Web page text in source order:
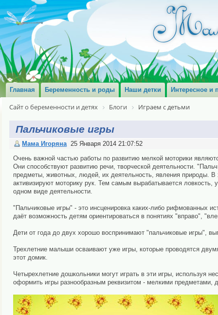
Главная Беременность и роды Наши детки Интересное и
Сайт о беременности и детях Блоги Играем с детьми
Пальчиковые игры
Мама Игоряна 25 Января 2014 21:07:52
Очень важной частью работы по развитию мелкой моторики
Они способствуют развитию речи, творческой деятельности.
предметы, животных, людей, их деятельность, явления природы.
активизируют моторику рук. Тем самым вырабатывается
одном виде деятельности.
"Пальчиковые игры" - это инсценировка каких-либо рифмованных
даёт возможность детям ориентироваться в понятиях "вправо",
Дети от года до двух хорошо воспринимают "пальчиковые игры",
Трехлетние малыши осваивают уже игры, которые проводятся
этот домик.
Четырехлетние дошкольники могут играть в эти игры, используя
оформить игры разнообразным реквизитом - мелкими предметами,